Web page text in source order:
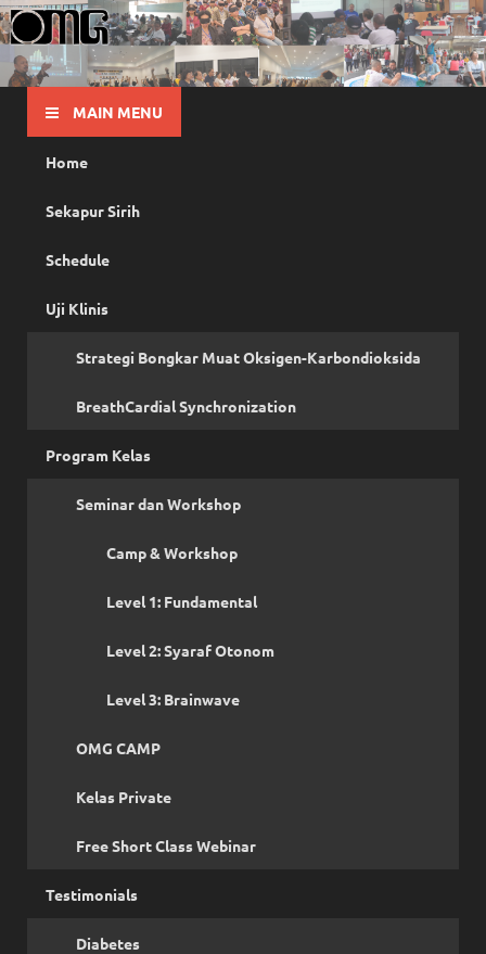
OMG
Pusat Pelatihan Olah Napas Modern
MAIN MENU
Home
Sekapur Sirih
Schedule
Uji Klinis
Strategi Bongkar Muat Oksigen-Karbondioksida
BreathCardial Synchronization
Program Kelas
Seminar dan Workshop
Camp & Workshop
Level 1: Fundamental
Level 2: Syaraf Otonom
Level 3: Brainwave
OMG CAMP
Kelas Private
Free Short Class Webinar
Testimonials
Diabetes